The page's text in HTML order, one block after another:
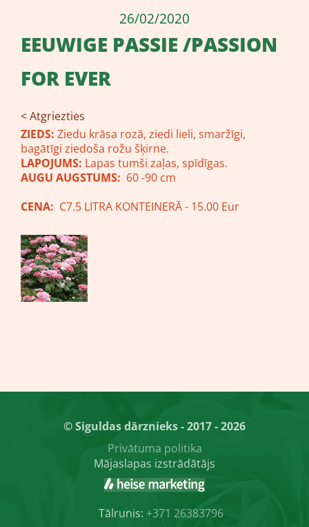
26/02/2020
EEUWIGE PASSIE /PASSION
FOR EVER
< Atgriezties
ZIEDS: Ziedu krāsa rozā, ziedi lieli, smaržīgi,
bagātīgi ziedoša rožu šķirne.
LAPOJUMS: Lapas tumši zaļas, spīdīgas.
AUGU AUGSTUMS: 60 -90 cm
CENA: C7.5 LITRA KONTEINERĀ - 15.00 Eur
© Siguldas dārznieks - 2017 - 2026
Privātuma politika
Mājaslapas izstrādātājs
Tālrunis: +371 26383796